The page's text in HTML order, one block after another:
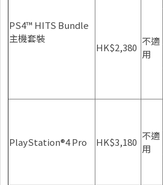
PS4™ HITS Bundle
主機套裝
HK$2,380
不適
用
PlayStation®4 Pro HK$3,180
不適
用